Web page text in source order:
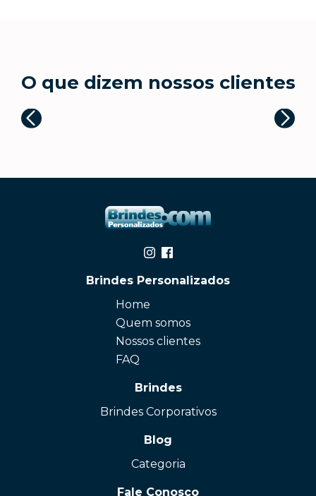
O que dizem nossos clientes
Brindes Personalizados
Home
Quem somos
Nossos clientes
FAQ
Brindes
Brindes Corporativos
Blog
Categoria
Fale Conosco